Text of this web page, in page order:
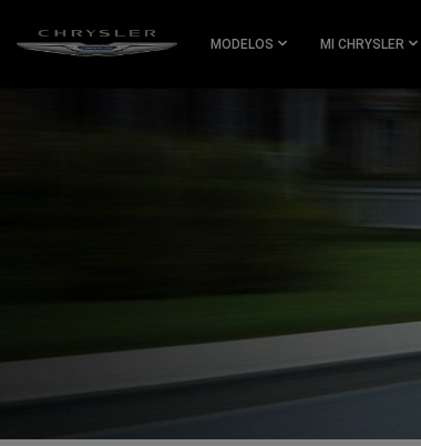
MAIN
CONTENT MODELOS MI CHRYSLER